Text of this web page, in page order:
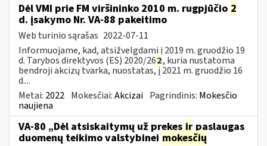
Dėl VMI prie FM viršininko 2010 m. rugpjūčio 2
d. įsakymo Nr. VA-88 pakeitimo
Web turinio sąrašas 2022-07-11
Informuojame, kad, atsižvelgdami į 2019 m. gruodžio 19
d. Tarybos direktyvos (ES) 2020/262, kuria nustatoma
bendroji akcizų tvarka, nuostatas, į 2021 m. gruodžio 16
d....
Metai: 2022 Mokesčiai:Akcizai Pagrindinis: Mokesčio
naujiena
VA-80 „Dėl atsiskaitymų už prekes ir paslaugas
duomenų teikimo valstybinei mokesčių